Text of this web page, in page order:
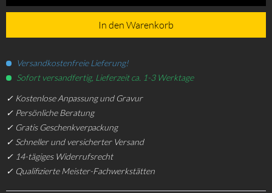
In den Warenkorb
Versandkostenfreie Lieferung!
Sofort versandfertig, Lieferzeit ca. 1-3 Werktage
✓ Kostenlose Anpassung und Gravur
✓ Persönliche Beratung
✓ Gratis Geschenkverpackung
✓ Schneller und versicherter Versand
✓ 14-tägiges Widerrufsrecht
✓ Qualifizierte Meister-Fachwerkstätten